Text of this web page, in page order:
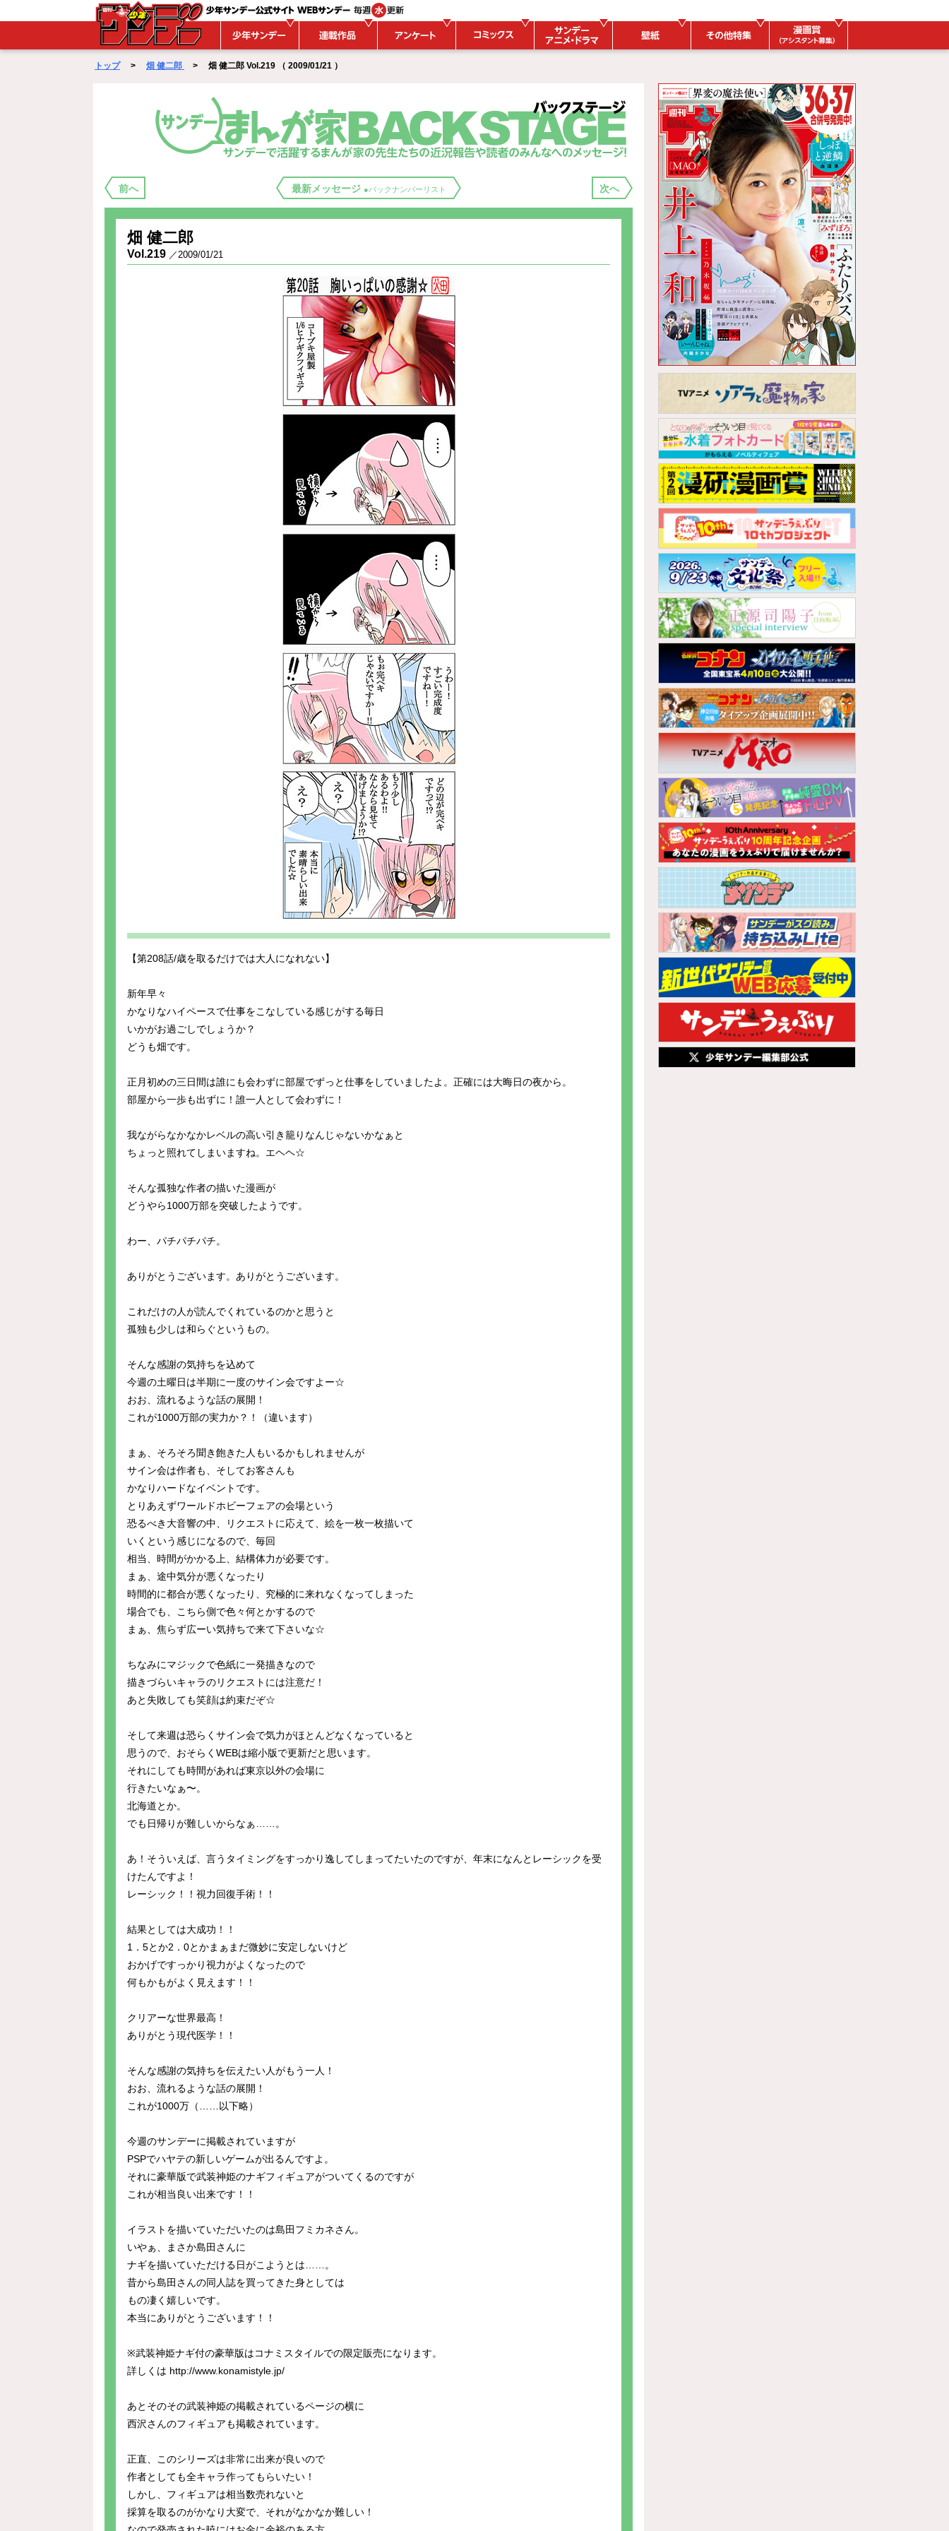
WEBサンデー
トップ> 畑 健二郎 > 畑 健二郎 Vol.219 （ 2009/01/21 ）
前へ 最新メッセージ ●バックナンバーリスト 次へ
畑 健二郎
Vol.219 ／2009/01/21
【第208話/歳を取るだけでは大人になれない】
新年早々
かなりなハイペースで仕事をこなしている感じがする毎日
いかがお過ごしでしょうか？
どうも畑です。
正月初めの三日間は誰にも会わずに部屋でずっと仕事をしていましたよ。正確には大晦日の夜から。
部屋から一歩も出ずに！誰一人として会わずに！
我ながらなかなかレベルの高い引き籠りなんじゃないかなぁと
ちょっと照れてしまいますね。エヘヘ☆
そんな孤独な作者の描いた漫画が
どうやら1000万部を突破したようです。
わー、パチパチパチ。
ありがとうございます。ありがとうございます。
これだけの人が読んでくれているのかと思うと
孤独も少しは和らぐというもの。
そんな感謝の気持ちを込めて
今週の土曜日は半期に一度のサイン会ですよー☆
おお、流れるような話の展開！
これが1000万部の実力か？！（違います）
まぁ、そろそろ聞き飽きた人もいるかもしれませんが
サイン会は作者も、そしてお客さんも
かなりハードなイベントです。
とりあえずワールドホビーフェアの会場という
恐るべき大音響の中、リクエストに応えて、絵を一枚一枚描いて
いくという感じになるので、毎回
相当、時間がかかる上、結構体力が必要です。
まぁ、途中気分が悪くなったり
時間的に都合が悪くなったり、究極的に来れなくなってしまった
場合でも、こちら側で色々何とかするので
まぁ、焦らず広ーい気持ちで来て下さいな☆
ちなみにマジックで色紙に一発描きなので
描きづらいキャラのリクエストには注意だ！
あと失敗しても笑顔は約束だぞ☆
そして来週は恐らくサイン会で気力がほとんどなくなっていると
思うので、おそらくWEBは縮小版で更新だと思います。
それにしても時間があれば東京以外の会場に
行きたいなぁ〜。
北海道とか。
でも日帰りが難しいからなぁ……。
あ！そういえば、言うタイミングをすっかり逸してしまってたいたのですが、年末になんとレーシックを受
けたんですよ！
レーシック！！視力回復手術！！
結果としては大成功！！
1．5とか2．0とかまぁまだ微妙に安定しないけど
おかげですっかり視力がよくなったので
何もかもがよく見えます！！
クリアーな世界最高！
ありがとう現代医学！！
そんな感謝の気持ちを伝えたい人がもう一人！
おお、流れるような話の展開！
これが1000万（……以下略）
今週のサンデーに掲載されていますが
PSPでハヤテの新しいゲームが出るんですよ。
それに豪華版で武装神姫のナギフィギュアがついてくるのですが
これが相当良い出来です！！
イラストを描いていただいたのは島田フミカネさん。
いやぁ、まさか島田さんに
ナギを描いていただける日がこようとは……。
昔から島田さんの同人誌を買ってきた身としては
もの凄く嬉しいです。
本当にありがとうございます！！
※武装神姫ナギ付の豪華版はコナミスタイルでの限定販売になります。
詳しくは http://www.konamistyle.jp/
あとそのその武装神姫の掲載されているページの横に
西沢さんのフィギュアも掲載されています。
正直、このシリーズは非常に出来が良いので
作者としても全キャラ作ってもらいたい！
しかし、フィギュアは相当数売れないと
採算を取るのがかなり大変で、それがなかなか難しい！